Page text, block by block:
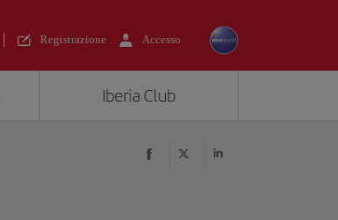
Registrazione Accesso
Iberia Club